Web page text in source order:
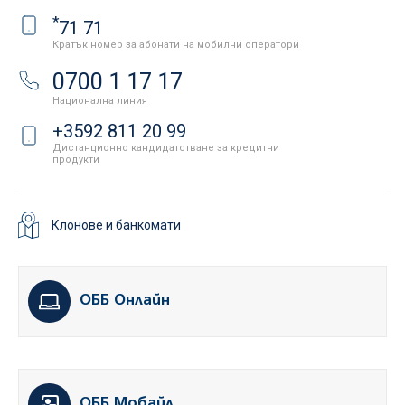
*71 71
Кратък номер за абонати на мобилни оператори
0700 1 17 17
Национална линия
+3592 811 20 99
Дистанционно кандидатстване за кредитни
продукти
Клонове и банкомати
ОББ Онлайн